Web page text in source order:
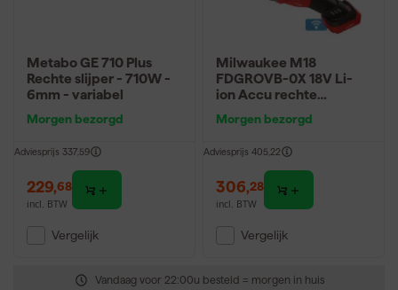
Vandaag voor 22:00u besteld = morgen in huis
Metabo GE 710 Plus
Rechte slijper - 710W -
6mm - variabel
Morgen bezorgd
Adviesprijs 337,59
229,68
incl. BTW
Vergelijk
Milwaukee M18
FDGROVB-0X 18V Li-
ion Accu rechte
Box
Morgen bezorgd
Adviesprijs 405,22
306,28
incl. BTW
Vergelijk